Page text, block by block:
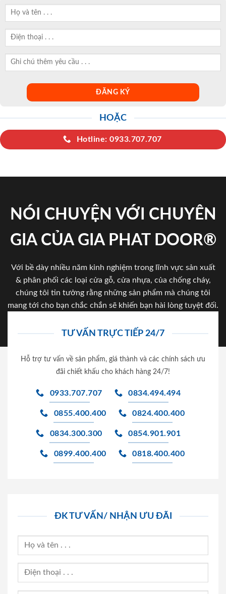
HOẶC
Hotline: 0933.707.707
NÓI CHUYỆN VỚI CHUYÊN
GIA CỦA GIA PHAT DOOR®
Với bề dày nhiều năm kinh nghiệm trong lĩnh vực sản xuất
& phân phối các loại cửa gỗ, cửa nhựa, của chống cháy,
chúng tôi tin tưởng rằng những sản phẩm mà chúng tôi
mang tới cho bạn chắc chắn sẽ khiến bạn hài lòng tuyệt đối.
TƯ VẤN TRỰC TIẾP 24/7
Hỗ trợ tư vấn về sản phẩm, giá thành và các chính sách ưu
đãi chiết khấu cho khách hàng 24/7!
0933.707.707 0834.494.494
0855.400.400 0824.400.400
0834.300.300 0854.901.901
0899.400.400 0818.400.400
ĐK TƯ VẤN/ NHẬN ƯU ĐÃI